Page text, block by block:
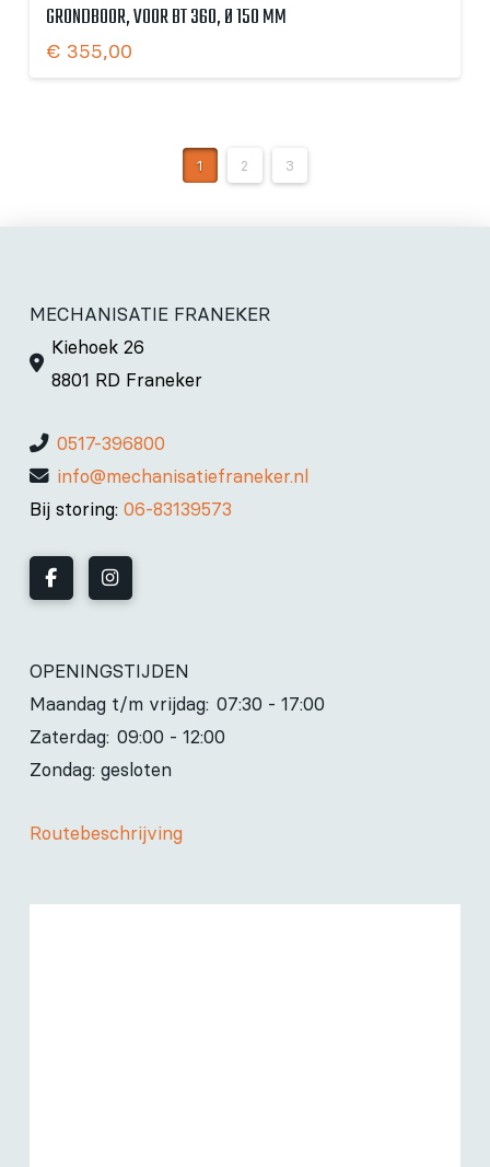
GRONDBOOR, VOOR BT 360, Ø 150 MM
€ 355,00
1 2 3
MECHANISATIE FRANEKER
Kiehoek 26
8801 RD Franeker
0517-396800
info@mechanisatiefraneker.nl
Bij storing: 06-83139573
OPENINGSTIJDEN
Maandag t/m vrijdag: 07:30 - 17:00
Zaterdag: 09:00 - 12:00
Zondag: gesloten
Routebeschrijving